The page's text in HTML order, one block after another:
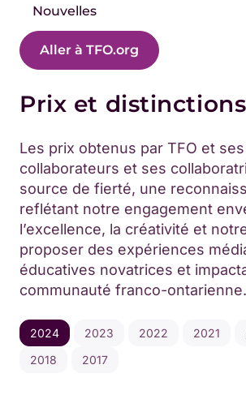
Nouvelles
Aller à TFO.org
Prix et distinctions
Les prix obtenus par TFO et ses
collaborateurs et ses
source de fierté, une
reflétant notre engagement
l’excellence, la créativité et
proposer des expériences
éducatives novatrices et
communauté franco-ontarienne.
2024 2023 2022 2021
2018
2017